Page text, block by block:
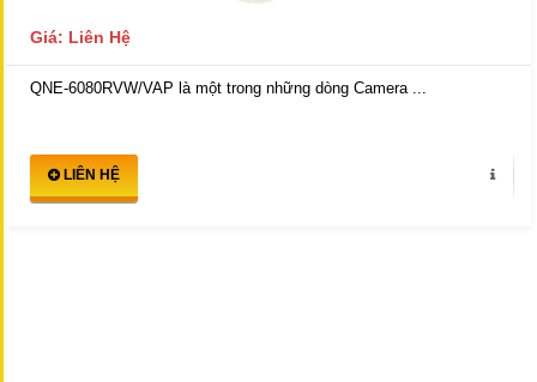
Giá: Liên Hệ
QNE-6080RVW/VAP là một trong những dòng Camera ...
LIÊN HỆ